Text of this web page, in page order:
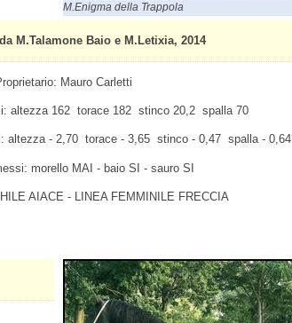
M.Enigma della Trappola
M.Talamone Baio e M.Letixia, 2014
Mauro Carletti
altezza 162 torace 182 stinco 20,2 spalla 70
altezza - 2,70 torace - 3,65 stinco - 0,47 spalla - 0,64
morello MAI - baio SI - sauro SI
AIACE - LINEA FEMMINILE FRECCIA